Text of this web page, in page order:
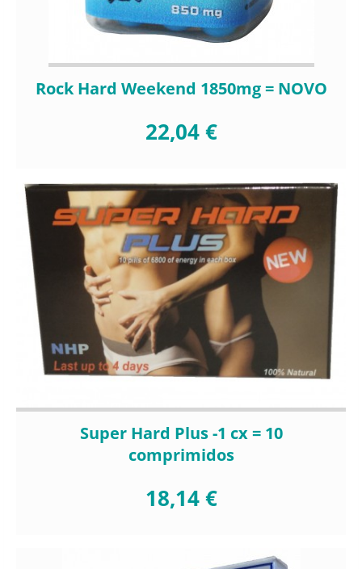
Rock Hard Weekend 1850mg = NOVO
22,04 €
Super Hard Plus -1 cx = 10
comprimidos
18,14 €